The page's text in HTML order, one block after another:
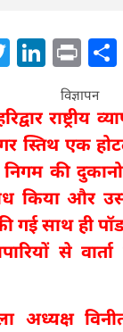
Twitter
विज्ञापन
राष्ट्रीय
स्तिथ एक
की दुकानो
किया और
गई साथ ही
से
अध्यक्ष